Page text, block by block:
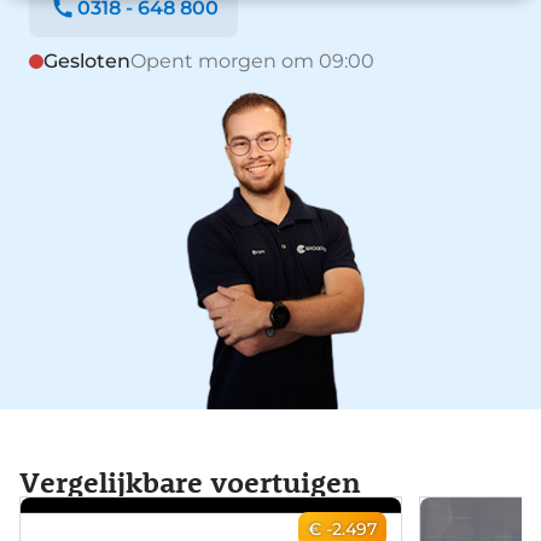
0318 - 648 800
GeslotenOpent morgen om 09:00
Vergelijkbare voertuigen
€ -2.497